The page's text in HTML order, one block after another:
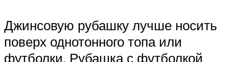
Джинсовую рубашку лучше носить
поверх однотонного топа или
футболки. Рубашка с футболкой